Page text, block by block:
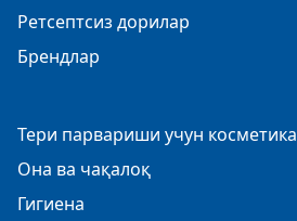
Ретсептсиз дорилар
Брендлар
Тери парвариши учун косметика
Она ва чақалоқ
Гигиена